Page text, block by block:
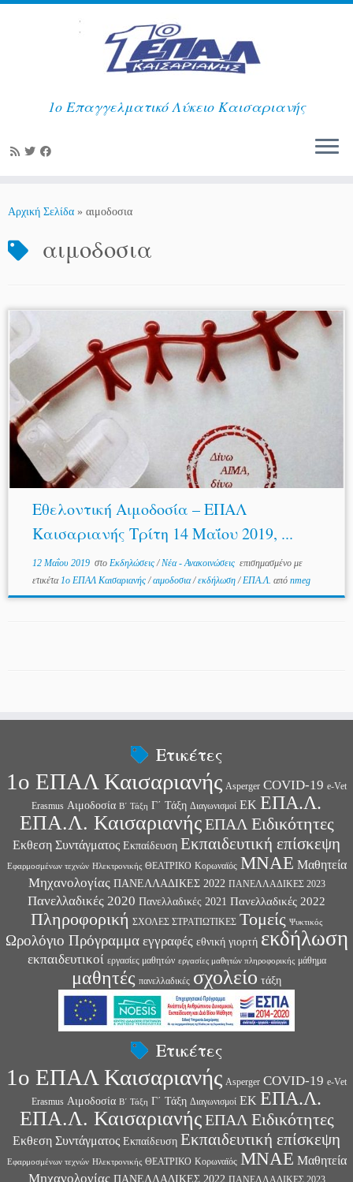
στο
1ο Επαγγελματικό Λύκειο Καισαριανής
Αρχική Σελίδα » αιμοδοσια
αιμοδοσια
Εθελοντική Αιμοδοσία – ΕΠΑΛ
Καισαριανής Τρίτη 14 Μαΐου 2019, ...
12 Μαΐου 2019στο Εκδηλώσεις/Νέα - Ανακοινώσεις επισημασμένο με
ετικέτα1ο ΕΠΑΛ Καισαριανής/αιμοδοσια/εκδήλωση/ΕΠΑ.Λ. από nmeg
Ετικέτες
1ο ΕΠΑΛ Καισαριανής Asperger COVID-19 e-Vet
Erasmus Αιμοδοσία Β΄ Τάξη Γ΄ Τάξη Διαγωνισμοί ΕΚ ΕΠΑ.Λ.
ΕΠΑ.Λ. Καισαριανής ΕΠΑΛ Ειδικότητες
Εκθεση Συντάγματος Εκπαίδευση Εκπαιδευτική επίσκεψη
Εφαρμοσμένων τεχνών Ηλεκτρονικής ΘΕΑΤΡΙΚΟ Κορωναϊός ΜΝΑΕ Μαθητεία
Μηχανολογίας ΠΑΝΕΛΛΑΔΙΚΕΣ 2022 ΠΑΝΕΛΛΑΔΙΚΕΣ 2023
Πανελλαδικές 2020 Πανελλαδικές 2021 Πανελλαδικές 2022
Πληροφορική ΣΧΟΛΕΣ ΣΤΡΑΤΙΩΤΙΚΕΣ Τομείς Ψυκτικός
Ωρολόγιο Πρόγραμμα εγγραφές εθνική γιορτή εκδήλωση
εκπαιδευτικοί εργασίες μαθητών εργασίες μαθητών πληροφορικής μάθημα
μαθητές πανελλαδικές σχολείο τάξη
Ετικέτες
1ο ΕΠΑΛ Καισαριανής Asperger COVID-19 e-Vet
Erasmus Αιμοδοσία Β΄ Τάξη Γ΄ Τάξη Διαγωνισμοί ΕΚ ΕΠΑ.Λ.
ΕΠΑ.Λ. Καισαριανής ΕΠΑΛ Ειδικότητες
Εκθεση Συντάγματος Εκπαίδευση Εκπαιδευτική επίσκεψη
Εφαρμοσμένων τεχνών Ηλεκτρονικής ΘΕΑΤΡΙΚΟ Κορωναϊός ΜΝΑΕ Μαθητεία
Μηχανολογίας ΠΑΝΕΛΛΑΔΙΚΕΣ 2022 ΠΑΝΕΛΛΑΔΙΚΕΣ 2023